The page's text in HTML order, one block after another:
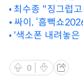
최수종 "징그럽
디푸스) [TD현장]
싸이, ‘흠뻑쇼
'색소폰 내려놓
0